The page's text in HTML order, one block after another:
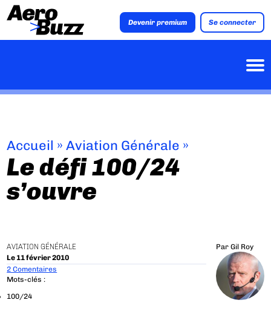
Devenir premium Se connecter
Accueil »Aviation Générale »
Le défi 100/24
s’ouvre
AVIATION GÉNÉRALE
Le 11 février 2010
Par Gil Roy
2 Comentaires
Mots-clés :
100/24